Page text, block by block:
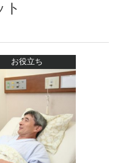
ト
お役立ち